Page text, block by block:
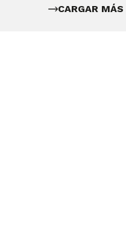
CARGAR MÁS